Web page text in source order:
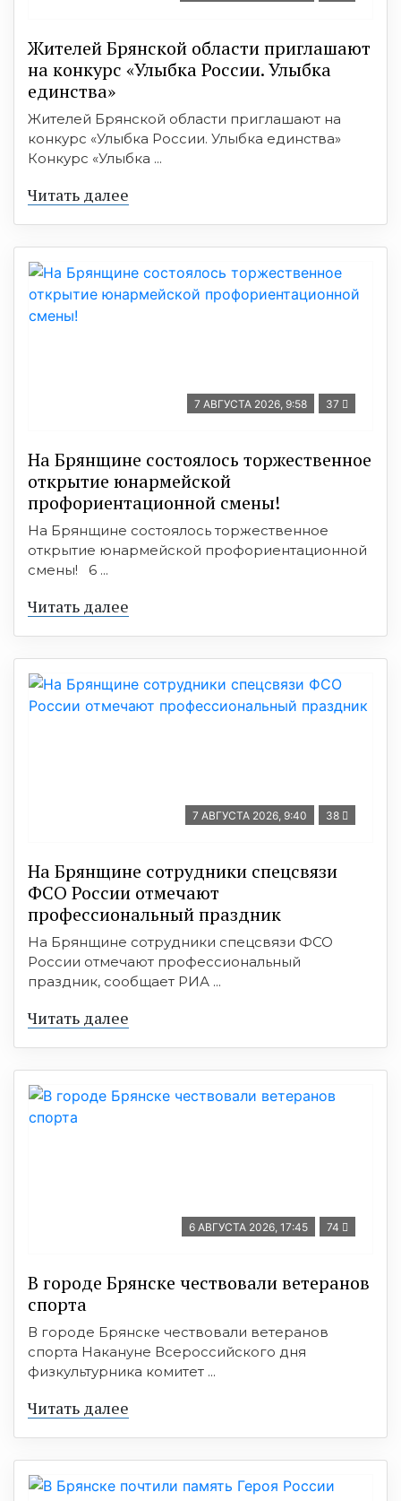
Жителей Брянской области приглашают
на конкурс «Улыбка России. Улыбка
единства»
Жителей Брянской области приглашают на
конкурс «Улыбка России. Улыбка единства»
Конкурс «Улыбка ...
Читать далее
7 АВГУСТА 2026, 9:58 37
На Брянщине состоялось торжественное
открытие юнармейской
профориентационной смены!
На Брянщине состоялось торжественное
открытие юнармейской профориентационной
смены! 6 ...
Читать далее
7 АВГУСТА 2026, 9:40 38
На Брянщине сотрудники спецсвязи
ФСО России отмечают
профессиональный праздник
На Брянщине сотрудники спецсвязи ФСО
России отмечают профессиональный
праздник, сообщает РИА ...
Читать далее
6 АВГУСТА 2026, 17:45 74
В городе Брянске чествовали ветеранов
спорта
В городе Брянске чествовали ветеранов
спорта Накануне Всероссийского дня
физкультурника комитет ...
Читать далее